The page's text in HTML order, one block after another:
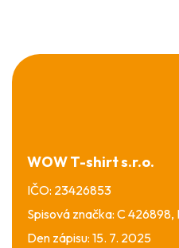
Z
á
WOW T-shirt s.r.o.
IČO: 23426853
Spisová značka: C
Den zápisu: 15. 7. 2025